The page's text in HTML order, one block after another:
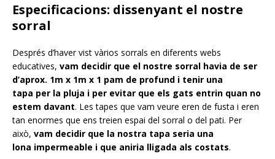
Especificacions: dissenyant el nostre
sorral
Després d’haver vist vàrios sorrals en diferents webs
educatives, vam decidir que el nostre sorral havia de ser
d’aprox. 1m x 1m x 1 pam de profund i tenir una
tapa per la pluja i per evitar que els gats entrin quan no
estem davant. Les tapes que vam veure eren de fusta i eren
tan enormes que ens treien espai del sorral o del pati. Per
això, vam decidir que la nostra tapa seria una
lona impermeable i que aniria lligada als costats.